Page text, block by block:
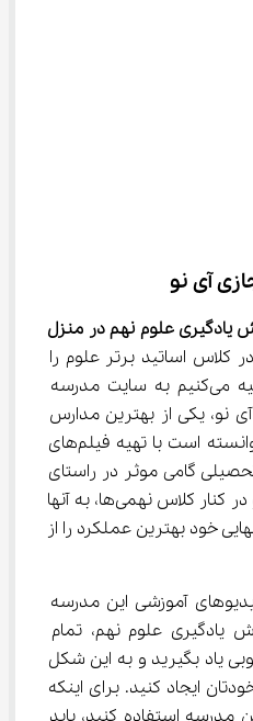
آی نو
یادگیری علوم نهم در منزل
اساتید برتر علوم را
داشته باشید، به شما توصیه می‌کنیم به سایت مدرسه
نو، یکی از بهترین مدارس
مجازی کشور می‌باشد که، توانسته است با تهیه فیلم‌های
تمام پایه‌های تحصیلی گامی موثر در راستای
ایجاد عدالت آموزشی بردارد و در کنار کلاس نهمی‌ها، به آنها
نهایی خود بهترین عملکرد را از
ویدیوهای آموزشی این مدرسه
یادگیری علوم نهم، تمام
یاد بگیرید و به این شکل
ایجاد کنید. برای اینکه